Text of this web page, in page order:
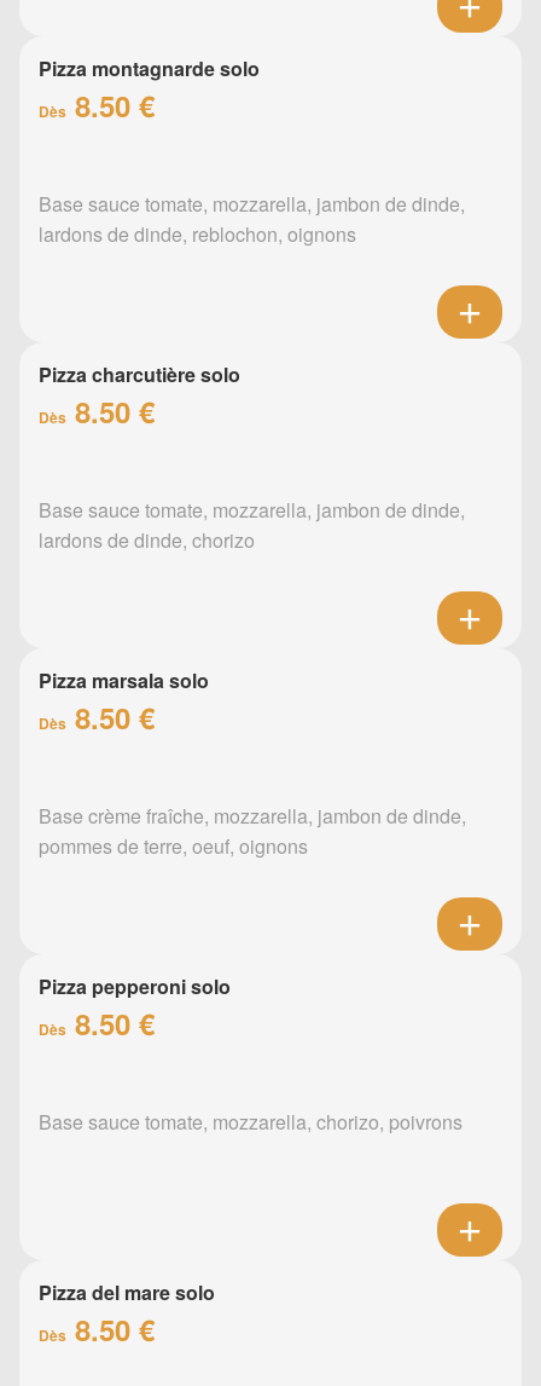
Pizza montagnarde solo
Dès 8.50 €
Base sauce tomate, mozzarella, jambon de dinde,
lardons de dinde, reblochon, oignons
Pizza charcutière solo
Dès 8.50 €
Base sauce tomate, mozzarella, jambon de dinde,
lardons de dinde, chorizo
Pizza marsala solo
Dès 8.50 €
Base crème fraîche, mozzarella, jambon de dinde,
pommes de terre, oeuf, oignons
Pizza pepperoni solo
Dès 8.50 €
Base sauce tomate, mozzarella, chorizo, poivrons
Pizza del mare solo
Dès 8.50 €